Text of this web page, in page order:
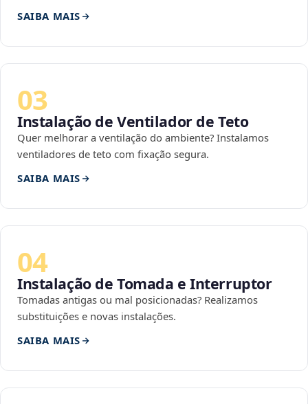
SAIBA MAIS
03
Instalação de Ventilador de Teto
Quer melhorar a ventilação do ambiente? Instalamos
ventiladores de teto com fixação segura.
SAIBA MAIS
04
Instalação de Tomada e Interruptor
Tomadas antigas ou mal posicionadas? Realizamos
substituições e novas instalações.
SAIBA MAIS